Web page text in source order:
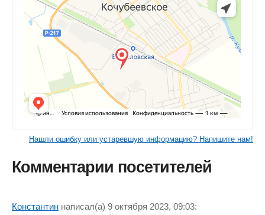
Нашли ошибку или устаревшую информацию? Напишите нам!
Комментарии посетителей
Константин написал(a) 9 октября 2023, 09:03: